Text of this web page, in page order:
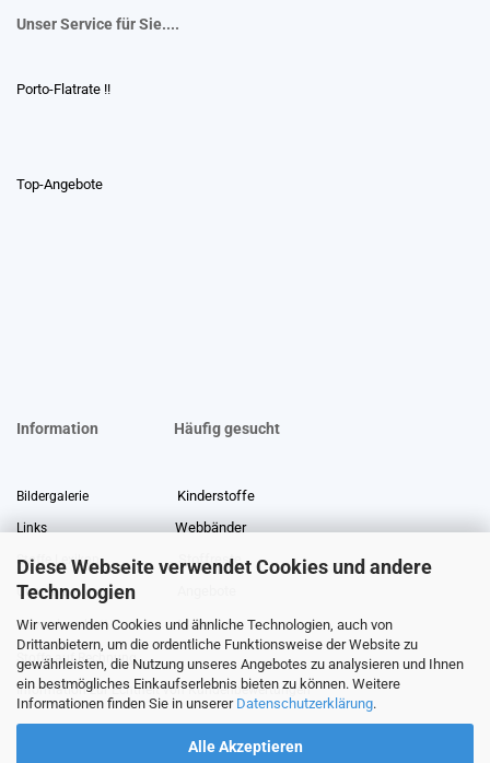
Diese Webseite verwendet Cookies und andere
Technologien
Wir verwenden Cookies und ähnliche Technologien, auch von
Drittanbietern, um die ordentliche Funktionsweise der Website zu
gewährleisten, die Nutzung unseres Angebotes zu analysieren und Ihnen
ein bestmögliches Einkaufserlebnis bieten zu können. Weitere
Informationen finden Sie in unserer Datenschutzerklärung.
Alle Akzeptieren
Unser Service für Sie....
Porto-Flatrate !!
Top-Angebote
Information Häufig gesucht
Bildergalerie Kinderstoffe
Links Webbänder
Stoffe Lexikon Stoffreste
Über uns
Gewerberabatt Meterware
Stoffe auf Rechnung
Information zur Echtheit von Kundenbewertungen